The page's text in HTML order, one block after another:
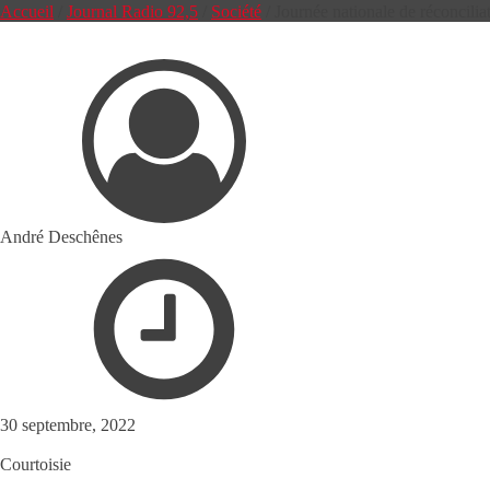
Accueil Journal Radio 92,5 Société
André Deschênes
30 septembre, 2022
Courtoisie